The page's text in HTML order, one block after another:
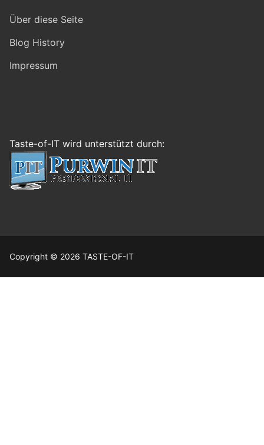
Über diese Seite
Blog History
Impressum
Taste-of-IT wird unterstützt durch:
Copyright © 2026 TASTE-OF-IT